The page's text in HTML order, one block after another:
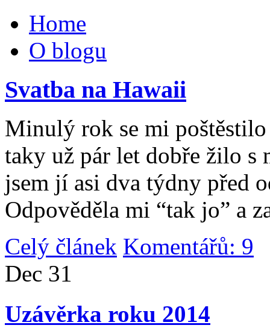
Home
O blogu
Svatba na Hawaii
Minulý rok se mi
taky už pár let dobře žilo
jsem jí asi dva týdny před
Odpověděla mi “tak jo” a
Celý článek Komentářů: 9
Dec 31
Uzávěrka roku 2014